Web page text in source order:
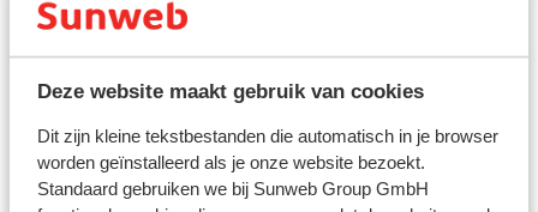
Deze website maakt gebruik van cookies
Dit zijn kleine tekstbestanden die automatisch in je browser
worden geïnstalleerd als je onze website bezoekt.
Standaard gebruiken we bij Sunweb Group GmbH
Skipiste: 500 m
Skilift: 500 m
Winkels: 30 m
(Mini)supermarkt: 30 m